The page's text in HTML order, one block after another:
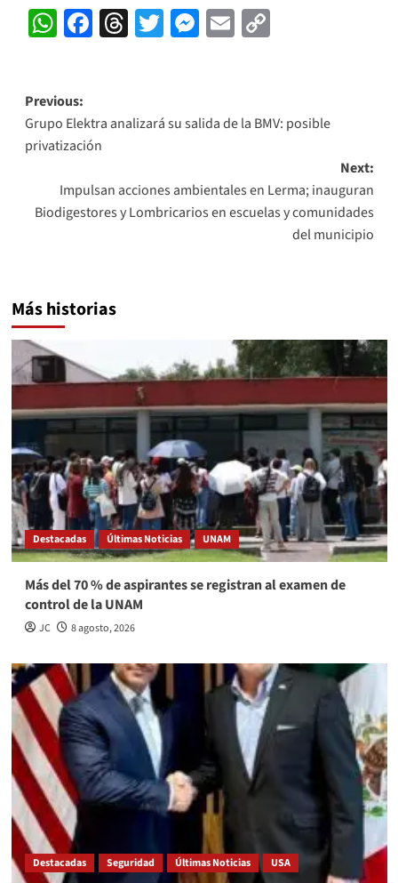
WhatsApp
Facebook
Threads
Twitter
Messenger
EmailCopy
Post
navigation
Previous:
Grupo Elektra analizará su salida de la BMV: posible
privatización
Next:
Impulsan acciones ambientales en Lerma; inauguran
Biodigestores y Lombricarios en escuelas y comunidades
del municipio
Más historias
Destacadas Últimas Noticias UNAM
Más del 70 % de aspirantes se registran al examen de
control de la UNAM
JC 8 agosto, 2026
Destacadas Seguridad Últimas Noticias USA